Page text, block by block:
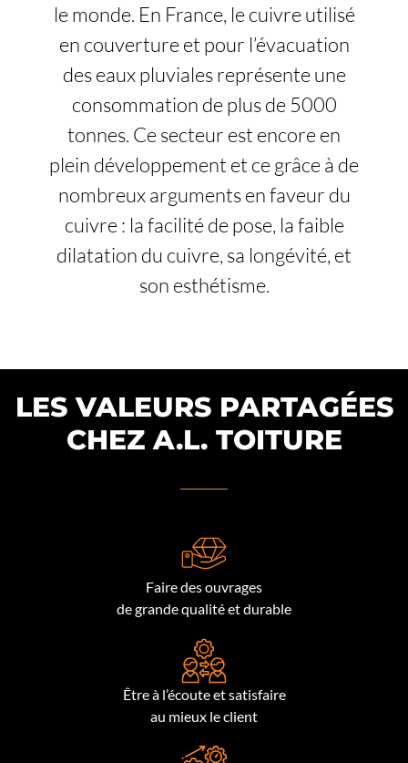
le monde. En France, le cuivre utilisé
en couverture et pour l’évacuation
des eaux pluviales représente une
consommation de plus de 5000
tonnes. Ce secteur est encore en
plein développement et ce grâce à de
nombreux arguments en faveur du
cuivre : la facilité de pose, la faible
dilatation du cuivre, sa longévité, et
son esthétisme.
LES VALEURS PARTAGÉES
CHEZ A.L. TOITURE
Faire des ouvrages
de grande qualité et durable
Être à l’écoute et satisfaire
au mieux le client